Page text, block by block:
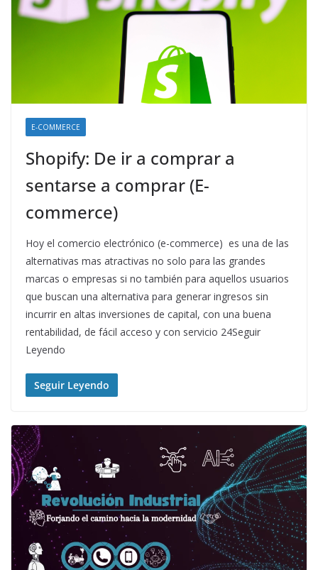
E-COMMERCE
Shopify: De ir a comprar a
sentarse a comprar (E-
commerce)
Hoy el comercio electrónico (e-commerce) es una de las
alternativas mas atractivas no solo para las grandes
marcas o empresas si no también para aquellos usuarios
que buscan una alternativa para generar ingresos sin
incurrir en altas inversiones de capital, con una buena
rentabilidad, de fácil acceso y con servicio 24Seguir
Leyendo
Seguir Leyendo